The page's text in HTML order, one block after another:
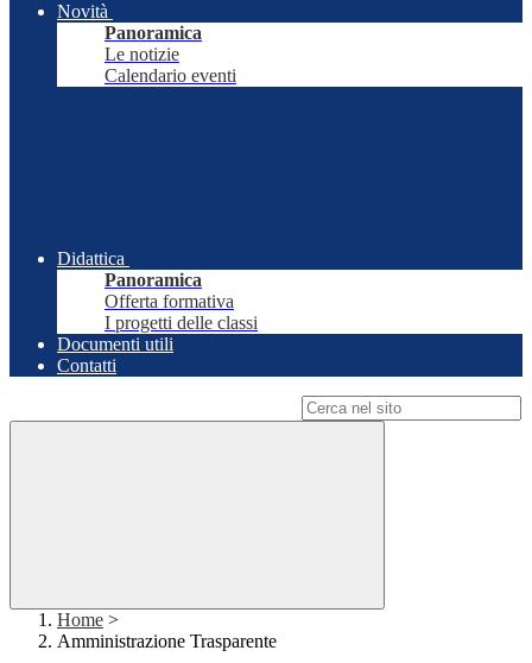
Novità
Panoramica
Le notizie
Calendario eventi
Didattica
Panoramica
Offerta formativa
I progetti delle classi
Documenti utili
Contatti
Home >
Amministrazione Trasparente